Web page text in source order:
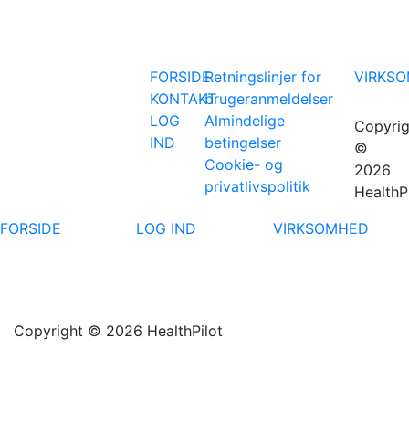
FORSIDE
KONTAKT
LOG
IND
Retningslinjer for
brugeranmeldelser
Almindelige
betingelser
Cookie- og
privatlivspolitik
©
2026
FORSIDE
LOG IND VIRKSOMHED
Copyright © 2026 HealthPilot